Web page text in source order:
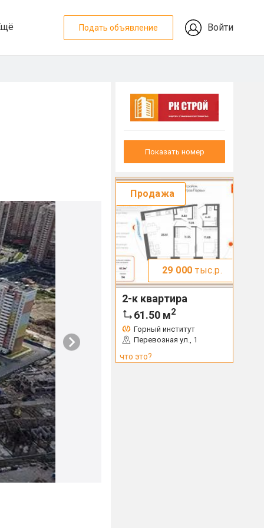
Подать объявление Войти
Показать номер
Продажа
29 000 тыс.р.
2-к квартира
61.50 м2
Горный институт
Перевозная ул., 1
что это?